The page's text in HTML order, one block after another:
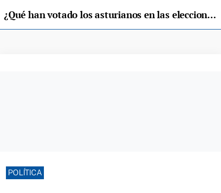
¿Qué han votado los asturianos en las elecciones europeas de 2024 ?
POLÍTICA